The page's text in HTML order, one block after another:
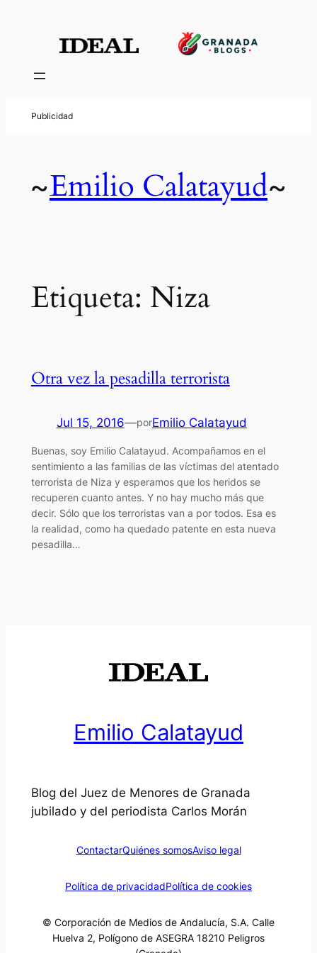
contenido
~Emilio Calatayud~
Etiqueta: Niza
Otra vez la pesadilla terrorista
Jul 15, 2016—porEmilio Calatayud
Buenas, soy Emilio Calatayud. Acompañamos en el
sentimiento a las familias de las víctimas del atentado
terrorista de Niza y esperamos que los heridos se
recuperen cuanto antes. Y no hay mucho más que
decir. Sólo que los terroristas van a por todos. Esa es
la realidad, como ha quedado patente en esta nueva
pesadilla…
Emilio Calatayud
Blog del Juez de Menores de Granada
jubilado y del periodista Carlos Morán
ContactarQuiénes somosAviso legal
Política de privacidadPolítica de cookies
© Corporación de Medios de Andalucía, S.A. Calle
Huelva 2, Polígono de ASEGRA 18210 Peligros